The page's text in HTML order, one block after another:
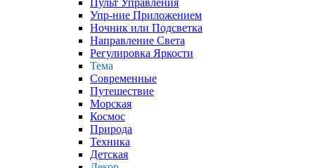
Пульт Управления
Упр-ние Приложением
Ночник или Подсветка
Направление Света
Регулировка Яркости
Тема
Современные
Путешествие
Морская
Космос
Природа
Техника
Детская